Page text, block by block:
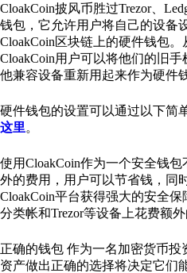
CloakCoin披风币胜过Trezor、
钱包，它允许用户将自己的设备
CloakCoin区块链上的硬件钱包。
CloakCoin用户可以将他们的旧
他兼容设备重新用起来作为硬件
硬件钱包的设置可以通过以下简
这里。
使用CloakCoin作为一个安全钱
外的费用，用户可以节省钱，同
CloakCoin平台获得强大的安全保
分类帐和Trezor等设备上花费额外
正确的钱包 作为一名加密货币投
资产做出正确的选择将决定它们